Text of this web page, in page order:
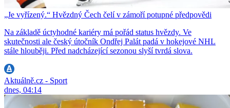
„Je vyřízený.“ Hvězdný Čech čelí v zámoří potupné předpovědi
Na základě úctyhodné kariéry má pořád status hvězdy. Ve
skutečnosti ale český útočník Ondřej Palát padá v hokejové NHL
stále hlouběji. Před nadcházející sezonou slyší tvrdá slova.
Aktuálně.cz - Sport
dnes, 04:14